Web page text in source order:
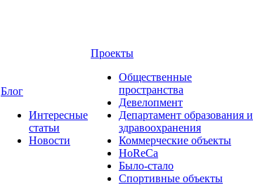
Блог
Интересные
статьи
Новости
Проекты
Общественные
пространства
Девелопмент
Департамент образования и
здравоохранения
Коммерческие объекты
HoReCa
Было-стало
Спортивные объекты